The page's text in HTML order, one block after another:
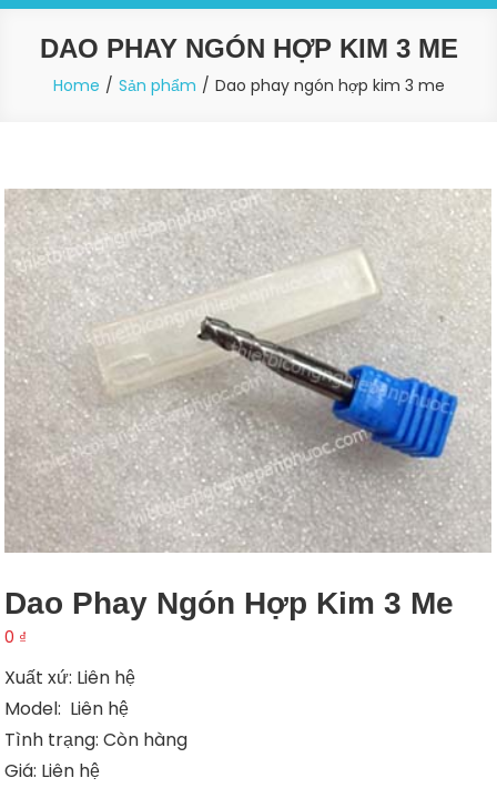
DAO PHAY NGÓN HỢP KIM 3 ME
Home Sản phẩm Dao phay ngón hợp kim 3 me
Dao Phay Ngón Hợp Kim 3 Me
0 ₫
Xuất xứ: Liên hệ
Model: Liên hệ
Tình trạng: Còn hàng
Giá: Liên hệ